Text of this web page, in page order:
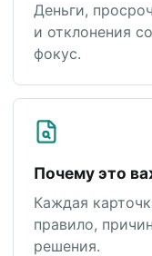
Деньги,
и отклонения
фокус.
Почему это
Каждая
правило,
решения.